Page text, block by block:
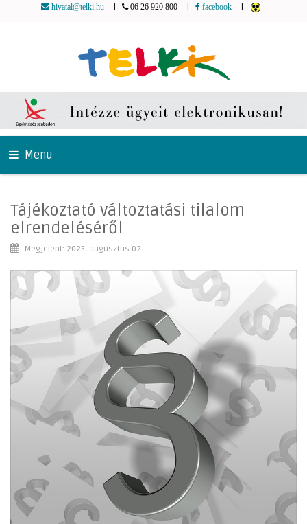
hivatal@telki.hu 06 26 920 800 facebook
Menu
Tájékoztató változtatási tilalom
elrendeléséről
Megjelent: 2023. augusztus 02.